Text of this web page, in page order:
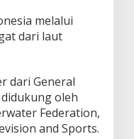
melalui
dari laut
dari General
oleh
Federation,
and Sports.